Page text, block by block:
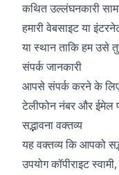
कथित उल्लंघनकारी
हमारी वेबसाइट या
या स्थान ताकि हम
संपर्क जानकारी
आपसे संपर्क करने के लिए
टेलीफोन नंबर और ईमेल
सद्भावना वक्तव्य
यह वक्तव्य कि आपको
उपयोग कॉपीराइट